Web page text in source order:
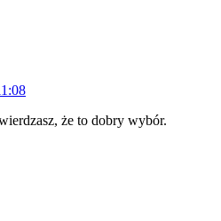
że to dobry wybór.